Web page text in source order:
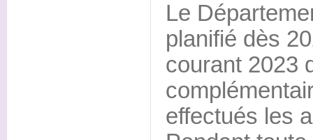
Le
planifié dès
courant 2023
effectués les